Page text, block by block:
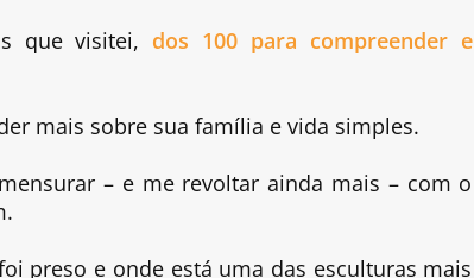
que visitei, dos 100 para compreender e
mais sobre sua família e vida simples.
– e me revoltar ainda mais – com o
preso e onde está uma das esculturas mais